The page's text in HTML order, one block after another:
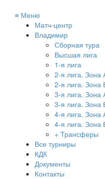
≡ Меню
Матч-центр
Владимир
Сборная тура
Высшая лига
1-я лига
2-я лига. Зона
2-я лига. Зона
3-я лига. Зона
3-я лига. Зона
4-я лига. Зона
4-я лига. Зона
+ Трансферы
Все турниры
КДК
Документы
Контакты